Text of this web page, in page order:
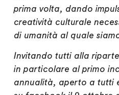
prima volta, dando
creatività culturale
di umanità al quale
Invitando tutti alla
in particolare al primo
annualità, aperto a tutti